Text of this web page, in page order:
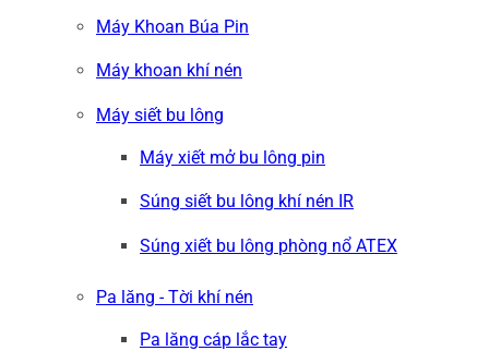
Máy Khoan Búa Pin
Máy khoan khí nén
Máy siết bu lông
Máy xiết mở bu lông pin
Súng siết bu lông khí nén IR
Súng xiết bu lông phòng nổ ATEX
Pa lăng - Tời khí nén
Pa lăng cáp lắc tay